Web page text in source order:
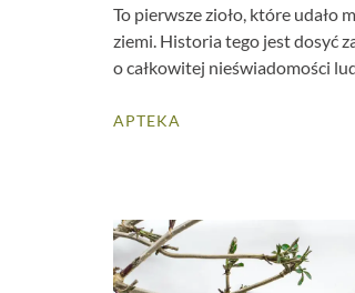
To pierwsze zioło, które udało
ziemi. Historia tego jest dosyć
o całkowitej nieświadomości
APTEKA